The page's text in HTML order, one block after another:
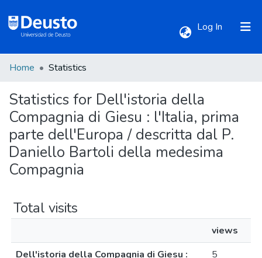
Log In (current)
All of DSpace
Home Statistics
Statistics for Dell'istoria della
Compagnia di Giesu : l'Italia, prima
parte dell'Europa / descritta dal P.
Daniello Bartoli della medesima
Compagnia
Total visits
views
Dell'istoria della Compagnia di Giesu :
5